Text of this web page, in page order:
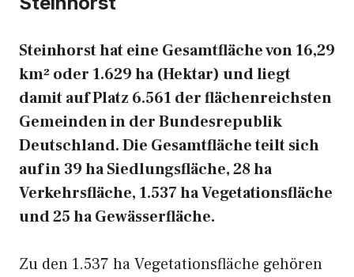
Steinhorst hat eine Gesamtfläche von 16,29
km² oder 1.629 ha (Hektar) und liegt
damit auf Platz 6.561 der flächenreichsten
Gemeinden in der Bundesrepublik
Deutschland. Die Gesamtfläche teilt sich
auf in 39 ha Siedlungsfläche, 28 ha
Verkehrsfläche, 1.537 ha Vegetationsfläche
und 25 ha Gewässerfläche.
Zu den 1.537 ha Vegetationsfläche gehören